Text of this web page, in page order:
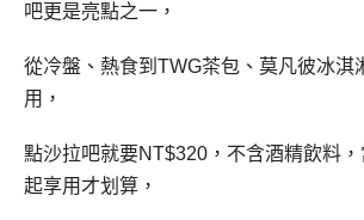
吧更是亮點之一，
從冷盤、熱食到TWG茶包、莫凡彼冰淇
用，
點沙拉吧就要NT$320，不含酒精飲料
起享用才划算，